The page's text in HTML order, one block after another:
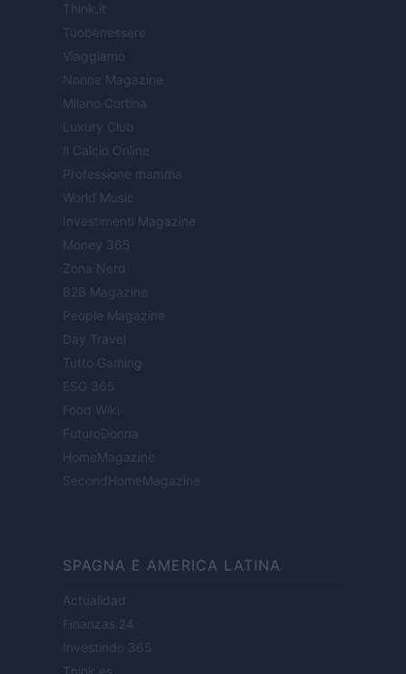
Think.it
Tuobenessere
Viaggiamo
Nonne Magazine
Milano Cortina
Luxury Club
Il Calcio Online
Professione mamma
World Music
Investimenti Magazine
Money 365
Zona Nerd
B2B Magazine
People Magazine
Day Travel
Tutto Gaming
ESG 365
Food Wiki
FuturoDonna
HomeMagazine
SecondHomeMagazine
SPAGNA E AMERICA LATINA
Actualidad
Finanzas 24
Investindo 365